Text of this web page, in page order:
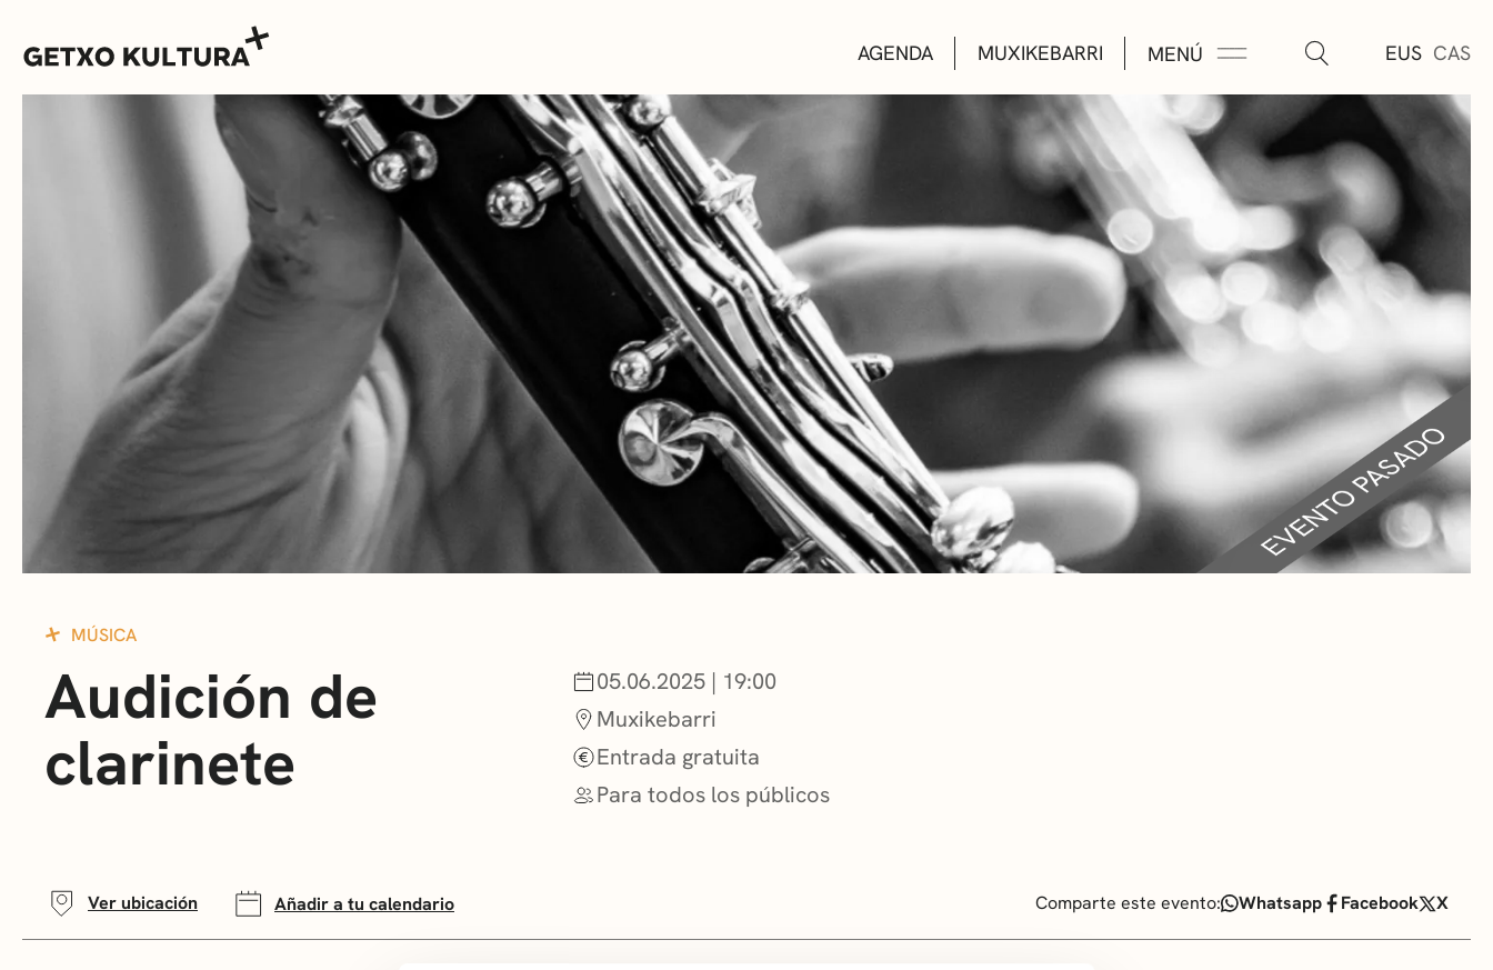
AGENDA MUXIKEBARRI MENÚ EUS CAS
AGENDA
MUXIKEBARRI
CONTACTO
ENTRADAS
AULAS DE CULTURA
BIBLIOTECAS
ESCUELA DE MÚSICA
CONVOCATORIAS
NOTICIAS
ASOCIACIONES CULTURALES
MÚSICA
Audición de
clarinete
05.06.2025 | 19:00
Muxikebarri
Entrada gratuita
Para todos los públicos
Ver ubicación Añadir a tu calendario Comparte este evento: Whatsapp Facebook X